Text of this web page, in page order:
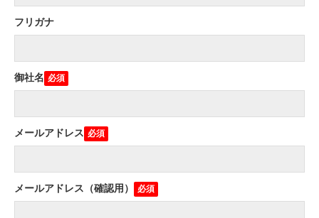
フリガナ
御社名
メールアドレス
メールアドレス（確認用）